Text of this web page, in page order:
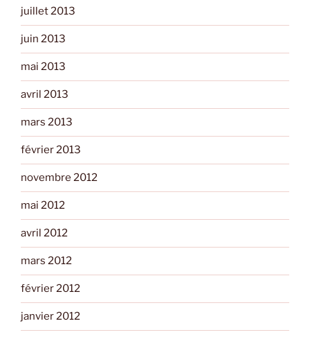
juillet 2013
juin 2013
mai 2013
avril 2013
mars 2013
février 2013
novembre 2012
mai 2012
avril 2012
mars 2012
février 2012
janvier 2012